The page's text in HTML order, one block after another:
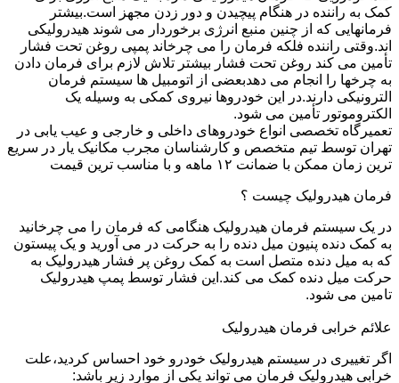
کمک به راننده در هنگام پیچیدن و دور زدن مجهز است.بیشتر
فرمانهایی که از چنین منبع انرژی برخوردار می شوند هیدرولیکی
اند.وقتی راننده فلکه فرمان را می چرخاند پمپی روغن تحت فشار
تأمین می کند روغن تحت فشار بیشتر تلاش لازم برای فرمان دادن
به چرخها را انجام می دهدبعضی از اتومبیل ها سیستم فرمان
الترونیکی دارند.در این خودروها نیروی کمکی به وسیله یک
الکتروموتور تأمین می شود.
تعمیرگاه تخصصی انواع خودروهای داخلی و خارجی و عیب یابی در
تهران توسط تیم متخصص و کارشناسان مجرب مکانیک یار در سریع
ترین زمان ممکن با ضمانت ۱۲ ماهه و با مناسب ترین قیمت
فرمان هیدرولیک چیست ؟
در یک سیستم فرمان هیدرولیک هنگامی که فرمان را می چرخانید
به کمک دنده پنیون میل دنده را به حرکت در می آورید و یک پیستون
که به میل دنده متصل است به کمک روغن پر فشار هیدرولیک به
حرکت میل دنده کمک می کند.این فشار توسط پمپ هیدرولیک
تامین می شود.
علائم خرابی فرمان هیدرولیک
اگر تغییری در سیستم هیدرولیک خودرو خود احساس کردید،علت
خرابی هیدرولیک فرمان می تواند یکی از موارد زیر باشد: